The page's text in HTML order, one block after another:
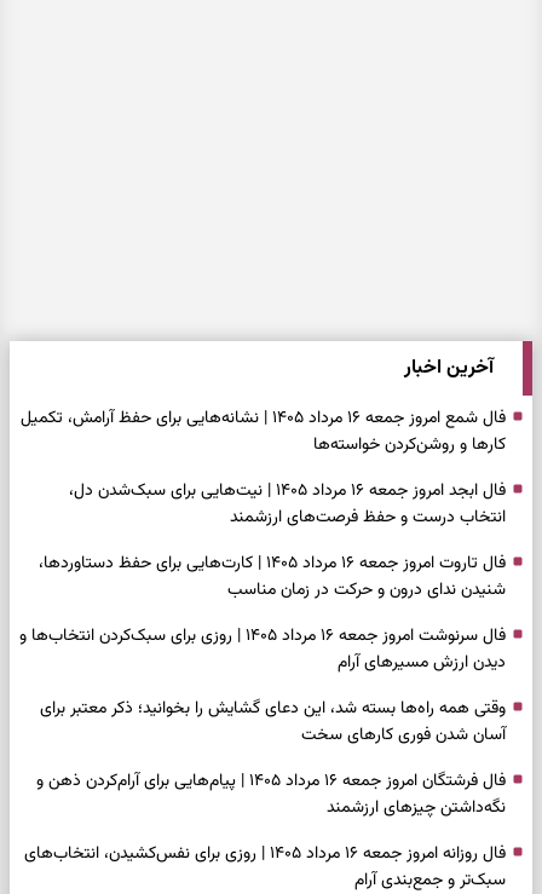
آخرین اخبار
فال شمع امروز جمعه ۱۶ مرداد ۱۴۰۵ | نشانه‌هایی برای حفظ آرامش، تکمیل
کارها و روشن‌کردن خواسته‌ها
فال ابجد امروز جمعه ۱۶ مرداد ۱۴۰۵ | نیت‌هایی برای سبک‌شدن دل،
انتخاب درست و حفظ فرصت‌های ارزشمند
فال تاروت امروز جمعه ۱۶ مرداد ۱۴۰۵ | کارت‌هایی برای حفظ دستاوردها،
شنیدن ندای درون و حرکت در زمان مناسب
فال سرنوشت امروز جمعه ۱۶ مرداد ۱۴۰۵ | روزی برای سبک‌کردن انتخاب‌ها و
دیدن ارزش مسیرهای آرام
وقتی همه راه‌ها بسته شد، این دعای گشایش را بخوانید؛ ذکر معتبر برای
آسان شدن فوری کارهای سخت
فال فرشتگان امروز جمعه ۱۶ مرداد ۱۴۰۵ | پیام‌هایی برای آرام‌کردن ذهن و
نگه‌داشتن چیزهای ارزشمند
فال روزانه امروز جمعه ۱۶ مرداد ۱۴۰۵ | روزی برای نفس‌کشیدن، انتخاب‌های
سبک‌تر و جمع‌بندی آرام